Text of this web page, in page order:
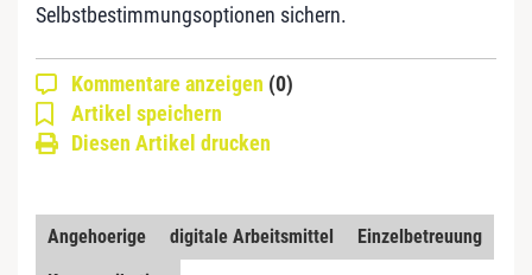
Selbstbestimmungsoptionen sichern.
Kommentare anzeigen (0)
Artikel speichern
Diesen Artikel drucken
Angehoerige digitale Arbeitsmittel
Einzelbetreuung